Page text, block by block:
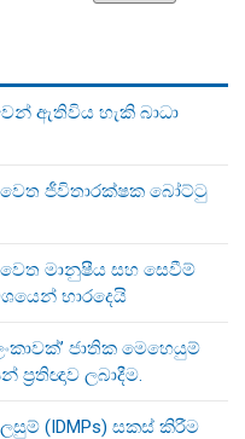
ඇතිවිය හැකි බාධා
ජීවිතාරක්ෂක බෝට්ටු
මානුෂීය සහ සෙවීම්
භාරදෙයි
ජාතික මෙහෙයුම්
ලබාදීම.
(IDMPs) සකස් කිරීම